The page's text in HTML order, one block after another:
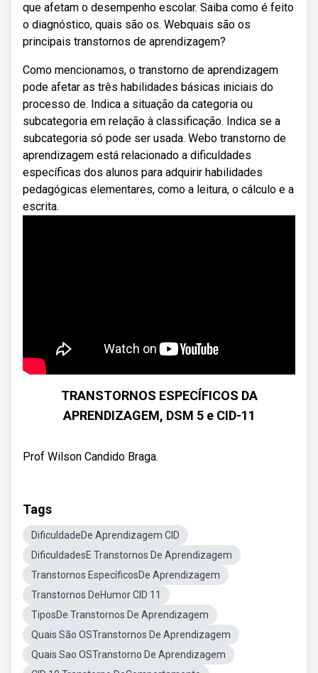
que afetam o desempenho escolar. Saiba como é feito
o diagnóstico, quais são os. Webquais são os
principais transtornos de aprendizagem?
Como mencionamos, o transtorno de aprendizagem
pode afetar as três habilidades básicas iniciais do
processo de. Indica a situação da categoria ou
subcategoria em relação à classificação. Indica se a
subcategoria só pode ser usada. Webo transtorno de
aprendizagem está relacionado a dificuldades
específicas dos alunos para adquirir habilidades
pedagógicas elementares, como a leitura, o cálculo e a
escrita.
TRANSTORNOS ESPECÍFICOS DA
APRENDIZAGEM, DSM 5 e CID-11
Prof Wilson Candido Braga.
Tags
DificuldadeDe Aprendizagem CID
DificuldadesE Transtornos De Aprendizagem
Transtornos EspecíficosDe Aprendizagem
Transtornos DeHumor CID 11
TiposDe Transtornos De Aprendizagem
Quais São OSTranstornos De Aprendizagem
Quais Sao OSTranstorno De Aprendizagem